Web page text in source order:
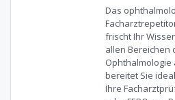
Das
frischt Ihr
allen Bereichen
Ophthalmologie
bereitet Sie
Ihre